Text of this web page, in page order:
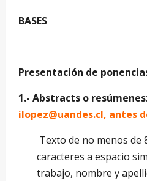
BASES
Presentación de
1.- Abstracts o resúmenes:
ilopez@uandes.cl, antes
Texto de no menos de
caracteres a espacio
trabajo, nombre y